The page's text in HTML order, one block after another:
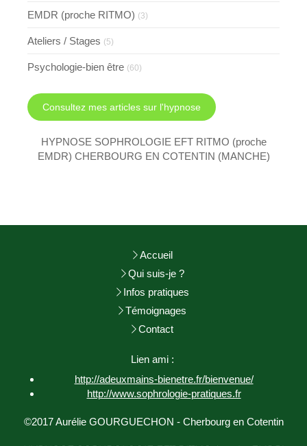
EMDR (proche RITMO) (3)
Ateliers / Stages (5)
Psychologie-bien être (60)
Consultez mes articles sur l'hypnose
HYPNOSE SOPHROLOGIE EFT RITMO (proche
EMDR) CHERBOURG EN COTENTIN (MANCHE)
Accueil
Qui suis-je ?
Infos pratiques
Témoignages
Contact
Lien ami :
http://adeuxmains-bienetre.fr/bienvenue/
http://www.sophrologie-pratiques.fr
©2017 Aurélie GOURGUECHON - Cherbourg en Cotentin